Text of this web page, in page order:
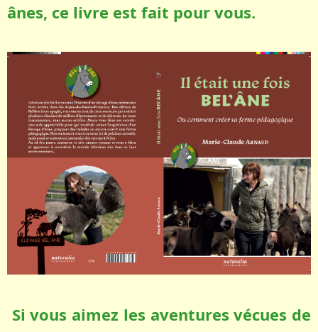
ânes, ce livre est fait pour vous.
Si vous aimez les aventures vécues de